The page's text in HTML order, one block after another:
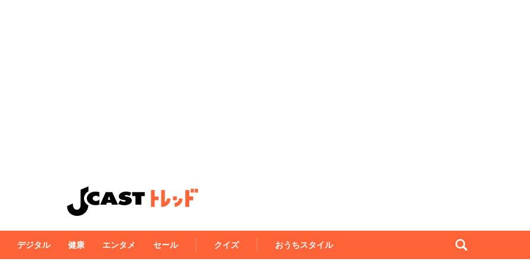
デジタル 健康 エンタメ セール クイズ おうちスタイル